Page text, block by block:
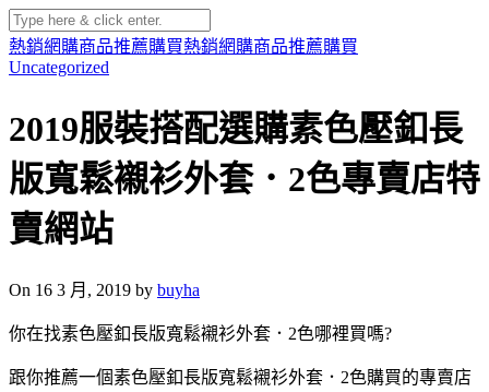
熱銷網購商品推薦購買熱銷網購商品推薦購買
Uncategorized
2019服裝搭配選購素色壓釦長
版寬鬆襯衫外套．2色專賣店特
賣網站
On 16 3 月, 2019 by buyha
你在找素色壓釦長版寬鬆襯衫外套．2色哪裡買嗎?
跟你推薦一個素色壓釦長版寬鬆襯衫外套．2色購買的專賣店